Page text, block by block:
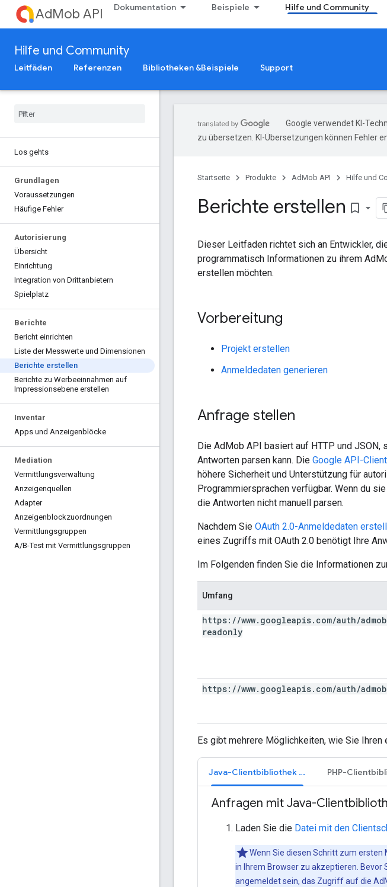
AdMob API Dokumentation Beispiele Hilfe und Community
Hilfe und Community
Leitfäden Referenzen Bibliotheken &Beispiele Support
Los gehts
Grundlagen
Voraussetzungen
Häufige Fehler
Autorisierung
Übersicht
Einrichtung
Integration von Drittanbietern
Spielplatz
Berichte
Bericht einrichten
Liste der Messwerte und Dimensionen
Berichte erstellen
Berichte zu Werbeeinnahmen auf
Impressionsebene erstellen
Inventar
Apps und Anzeigenblöcke
Mediation
Vermittlungsverwaltung
Anzeigenquellen
Adapter
Anzeigenblockzuordnungen
Vermittlungsgruppen
A/B-Test mit Vermittlungsgruppen
Google verwendet KI-
zu übersetzen. KI-Übersetzungen können Fehler
Startseite Produkte AdMob API Hilfe und
Berichte erstellen bookmark_border
Dieser Leitfaden richtet sich an Entwickler,
programmatisch Informationen zu ihrem
erstellen möchten.
Vorbereitung
Projekt erstellen
Anmeldedaten generieren
Anfrage stellen
Die AdMob API basiert auf HTTP und
Antworten parsen kann. Die Google API-
höhere Sicherheit und Unterstützung für
Programmiersprachen verfügbar. Wenn du
die Antworten nicht manuell parsen.
Nachdem Sie OAuth 2.0-Anmeldedaten
eines Zugriffs mit OAuth 2.0 benötigt Ihre
Im Folgenden finden Sie die Informationen
Umfang
https: //www. googleapis. com/auth/admob
readonly
https: //www. googleapis. com/auth/admob
Es gibt mehrere Möglichkeiten, wie Sie Ihren
Java-Clientbibliothek aktualisiert PHP-
Anfragen mit Java-
Laden Sie die Datei mit den
Wenn Sie diesen Schritt zum
in Ihrem Browser zu akzeptieren. Bevor
angemeldet sein, das Zugriff auf die